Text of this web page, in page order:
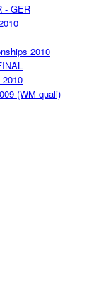
- GER
2010
(WM quali)